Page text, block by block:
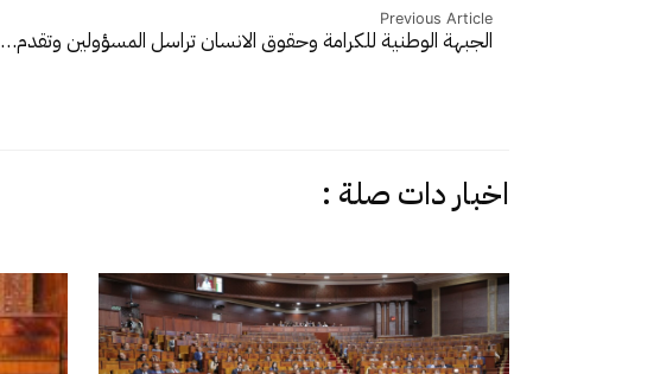
Previous Article
الجبهة الوطنية للكرامة وحقوق الانسان تراسل المسؤولين وتقدم…
اخبار دات صلة :